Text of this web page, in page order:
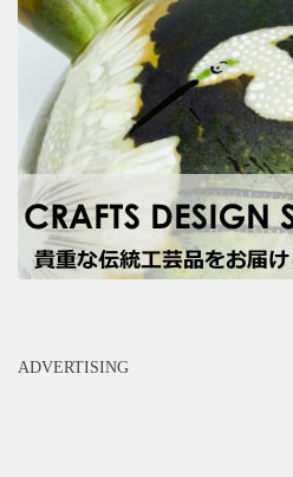
ADVERTISING